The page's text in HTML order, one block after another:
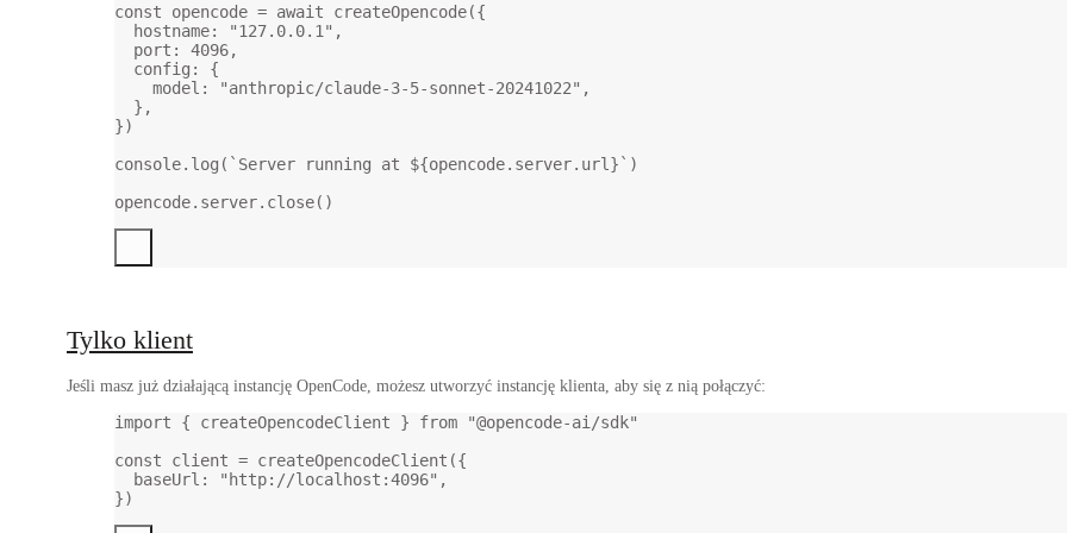
const opencode = await createOpencode({
hostname:
"127.0.0.1" ,
port: 4096,
config: {
model:
"anthropic/claude-3-5-sonnet-20241022" ,
},
})
console. log ( `Server running at ${opencode. server. url }` )
opencode.server. close()
Tylko klient
Jeśli masz już działającą instancję OpenCode, możesz utworzyć instancję klienta, aby się z nią połączyć:
import { createOpencodeClient } from
"@opencode-ai/sdk"
const
client = createOpencodeClient ({
baseUrl:
"http://localhost:4096" ,
})